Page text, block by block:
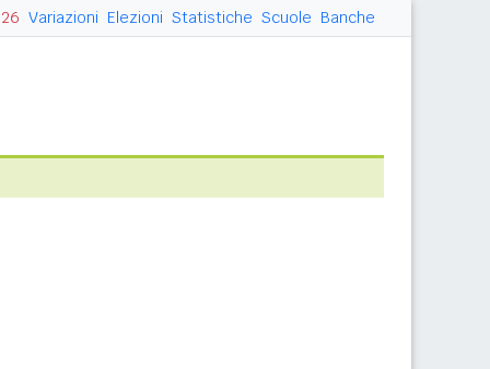
Variazioni Elezioni Statistiche Scuole Banche